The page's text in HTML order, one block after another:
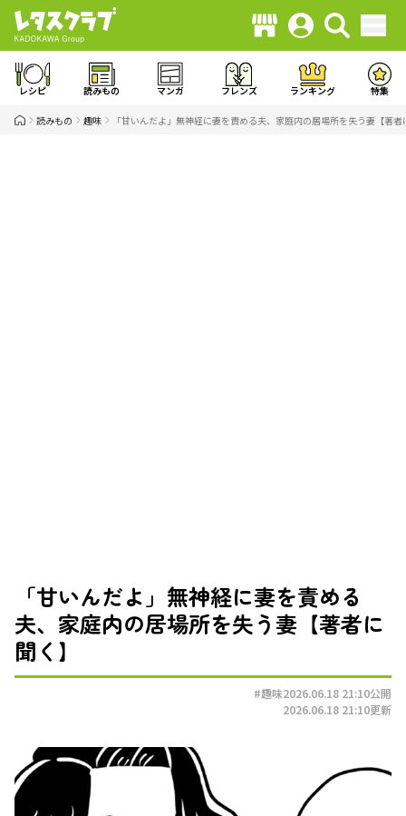
レシピ 読みもの マンガ フレンズ ランキング 特集
読みもの 趣味 「甘いんだよ」無神経に妻を責める夫、家庭内の居場所を失う妻【著者
「甘いんだよ」無神経に妻を責める
夫、家庭内の居場所を失う妻【著者に
聞く】
#趣味2026.06.18 21:10公開
2026.06.18 21:10更新